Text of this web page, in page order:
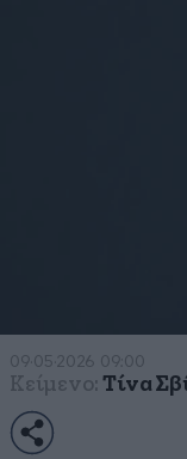
09·05·2026 09:00
Κείμενο: Τίνα